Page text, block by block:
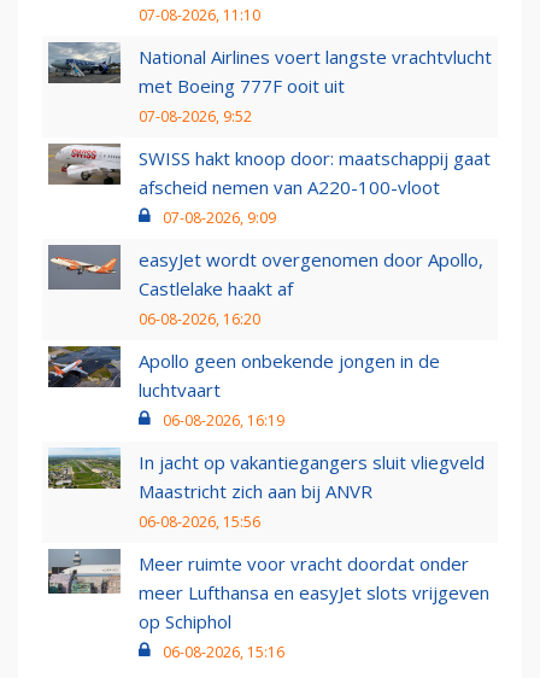
07-08-2026, 11:10
National Airlines voert langste vrachtvlucht
met Boeing 777F ooit uit
07-08-2026, 9:52
SWISS hakt knoop door: maatschappij gaat
afscheid nemen van A220-100-vloot
07-08-2026, 9:09
easyJet wordt overgenomen door Apollo,
Castlelake haakt af
06-08-2026, 16:20
Apollo geen onbekende jongen in de
luchtvaart
06-08-2026, 16:19
In jacht op vakantiegangers sluit vliegveld
Maastricht zich aan bij ANVR
06-08-2026, 15:56
Meer ruimte voor vracht doordat onder
meer Lufthansa en easyJet slots vrijgeven
op Schiphol
06-08-2026, 15:16